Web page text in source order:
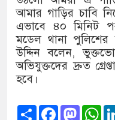
আমার গাড়ির চাবি
এভাবে ৪০ মিনিট
মডেল থানা পুলিশের
উদ্দিন বলেন,
অভিযুক্তদের দ্রুত
হবে।
ShareFacebook